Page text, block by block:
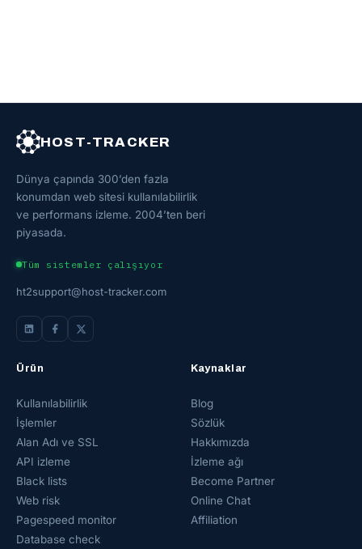
HOST-TRACKER
Dünya çapında 300’den fazla
konumdan web sitesi kullanılabilirlik
ve performans izleme. 2004’ten beri
piyasada.
Tüm sistemler çalışıyor
ht2support@host-tracker.com
Ürün
Kullanılabilirlik
İşlemler
Alan Adı ve SSL
API izleme
Black lists
Web risk
Pagespeed monitor
Database check
Kaynaklar
Blog
Sözlük
Hakkımızda
İzleme ağı
Become Partner
Online Chat
Affiliation